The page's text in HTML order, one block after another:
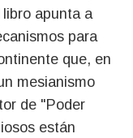
apunta a
para
que, en
mesianismo
de "Poder
están